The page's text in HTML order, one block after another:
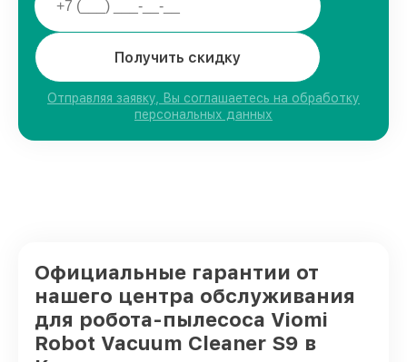
Получить скидку
Отправляя заявку, Вы соглашаетесь на обработку
персональных данных
Официальные гарантии от
нашего центра обслуживания
для робота-пылесоса Viomi
Robot Vacuum Cleaner S9 в